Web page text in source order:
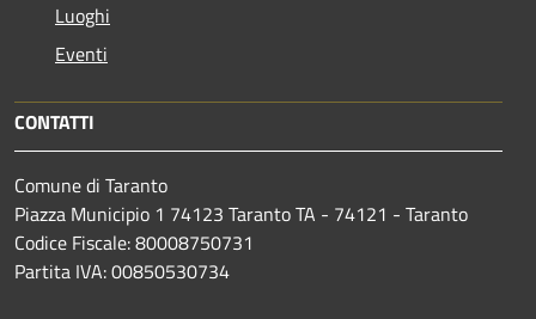
Luoghi
Eventi
CONTATTI
Comune di Taranto
Piazza Municipio 1 74123 Taranto TA - 74121 - Taranto
Codice Fiscale: 80008750731
Partita IVA: 00850530734